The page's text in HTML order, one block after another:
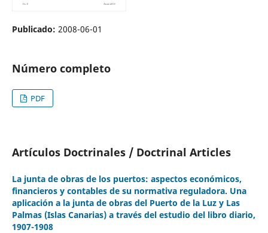
Publicado: 2008-06-01
Número completo
PDF
Artículos Doctrinales / Doctrinal Articles
La junta de obras de los puertos: aspectos económicos,
financieros y contables de su normativa reguladora. Una
aplicación a la junta de obras del Puerto de la Luz y Las
Palmas (Islas Canarias) a través del estudio del libro diario,
1907-1908